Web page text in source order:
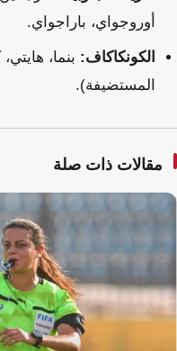
أوروجواي، باراجواي.
الكونكاكاف: بنما،
المستضيفة).
مقالات ذات صلة